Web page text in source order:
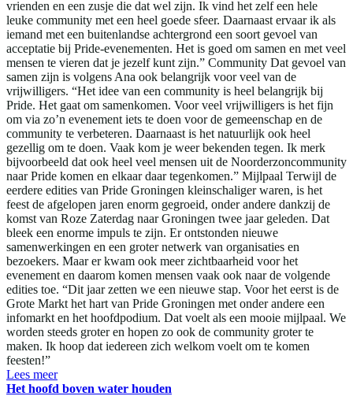
vrienden en een zusje die dat wel zijn. Ik vind het zelf een hele
leuke community met een heel goede sfeer. Daarnaast ervaar ik als
iemand met een buitenlandse achtergrond een soort gevoel van
acceptatie bij Pride-evenementen. Het is goed om samen en met veel
mensen te vieren dat je jezelf kunt zijn.” Community Dat gevoel van
samen zijn is volgens Ana ook belangrijk voor veel van de
vrijwilligers. “Het idee van een community is heel belangrijk bij
Pride. Het gaat om samenkomen. Voor veel vrijwilligers is het fijn
om via zo’n evenement iets te doen voor de gemeenschap en de
community te verbeteren. Daarnaast is het natuurlijk ook heel
gezellig om te doen. Vaak kom je weer bekenden tegen. Ik merk
bijvoorbeeld dat ook heel veel mensen uit de Noorderzoncommunity
naar Pride komen en elkaar daar tegenkomen.” Mijlpaal Terwijl de
eerdere edities van Pride Groningen kleinschaliger waren, is het
feest de afgelopen jaren enorm gegroeid, onder andere dankzij de
komst van Roze Zaterdag naar Groningen twee jaar geleden. Dat
bleek een enorme impuls te zijn. Er ontstonden nieuwe
samenwerkingen en een groter netwerk van organisaties en
bezoekers. Maar er kwam ook meer zichtbaarheid voor het
evenement en daarom komen mensen vaak ook naar de volgende
edities toe. “Dit jaar zetten we een nieuwe stap. Voor het eerst is de
Grote Markt het hart van Pride Groningen met onder andere een
infomarkt en het hoofdpodium. Dat voelt als een mooie mijlpaal. We
worden steeds groter en hopen zo ook de community groter te
maken. Ik hoop dat iedereen zich welkom voelt om te komen
feesten!”
Lees meer
Het hoofd boven water houden